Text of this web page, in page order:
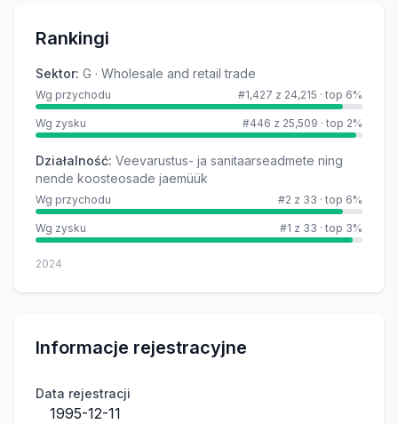
Rankingi
Sektor: G · Wholesale and retail trade
Wg przychodu #1,427 z 24,215 · top 6%
Wg zysku #446 z 25,509 · top 2%
Działalność: Veevarustus- ja sanitaarseadmete ning
nende koosteosade jaemüük
Wg przychodu #2 z 33 · top 6%
Wg zysku #1 z 33 · top 3%
2024
Informacje rejestracyjne
Data rejestracji
1995-12-11